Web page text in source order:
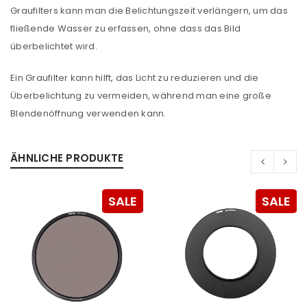
ANMELDEN
Benutzername oder E-Mail-Adresse
Passwort
Graufilters kann man die Belichtungszeit verlängern, um das
fließende Wasser zu erfassen, ohne dass das Bild
überbelichtet wird.
Ein Graufilter kann hilft, das Licht zu reduzieren und die
Überbelichtung zu vermeiden, während man eine große
Blendenöffnung verwenden kann.
ÄHNLICHE PRODUKTE
SALE SALE